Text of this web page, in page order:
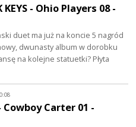
KEYS - Ohio Players 08 -
duet ma już na koncie 5 nagród
dwunasty album w dorobku
na kolejne statuetki? Płyta
Cowboy Carter 01 -